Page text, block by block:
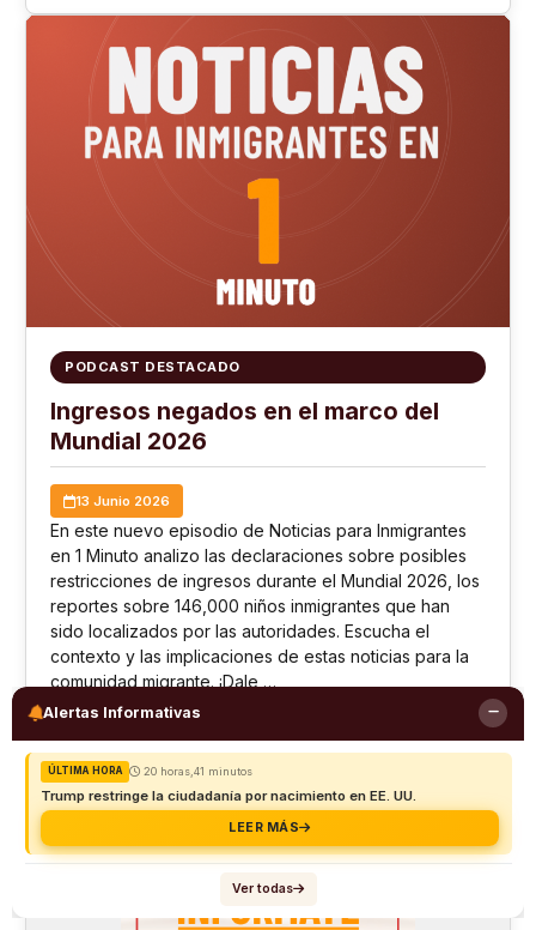
PODCAST DESTACADO
Ingresos negados en el marco del
Mundial 2026
13 Junio 2026
En este nuevo episodio de Noticias para Inmigrantes
en 1 Minuto analizo las declaraciones sobre posibles
restricciones de ingresos durante el Mundial 2026, los
reportes sobre 146,000 niños inmigrantes que han
sido localizados por las autoridades. Escucha el
contexto y las implicaciones de estas noticias para la
comunidad migrante. ¡Dale …
Ver detalles
Alertas Informativas
ÚLTIMA HORA 20 horas,41 minutos
Trump restringe la ciudadanía por nacimiento en EE. UU.
LEER MÁS
Ver todas